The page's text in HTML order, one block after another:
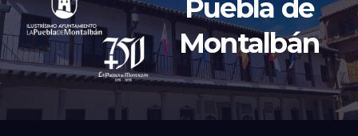
Puebla de
Montalbán